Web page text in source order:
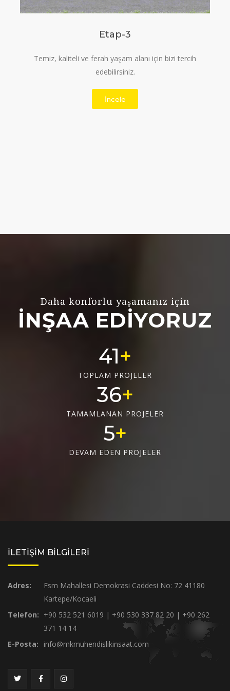
Etap-3
Temiz, kaliteli ve ferah yaşam alanı için bizi tercih
edebilirsiniz.
İncele
Daha konforlu yaşamanız için
İNŞAA EDİYORUZ
55
TOPLAM PROJELER
48
TAMAMLANAN PROJELER
6
DEVAM EDEN PROJELER
İLETİŞİM BİLGİLERİ
Adres:
Fsm Mahallesi Demokrasi Caddesi No: 72 41180
Kartepe/Kocaeli
Telefon: +90 532 521 6019 | +90 530 337 82 20 | +90 262
371 14 14
E-Posta:
info@mkmuhendislikinsaat.com